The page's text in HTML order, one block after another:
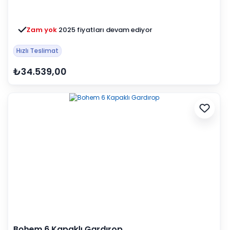
Zam yok 2025 fiyatları devam ediyor
Hızlı Teslimat
₺34.539,00